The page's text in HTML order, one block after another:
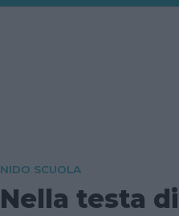
NIDO SCUOLA
Nella testa